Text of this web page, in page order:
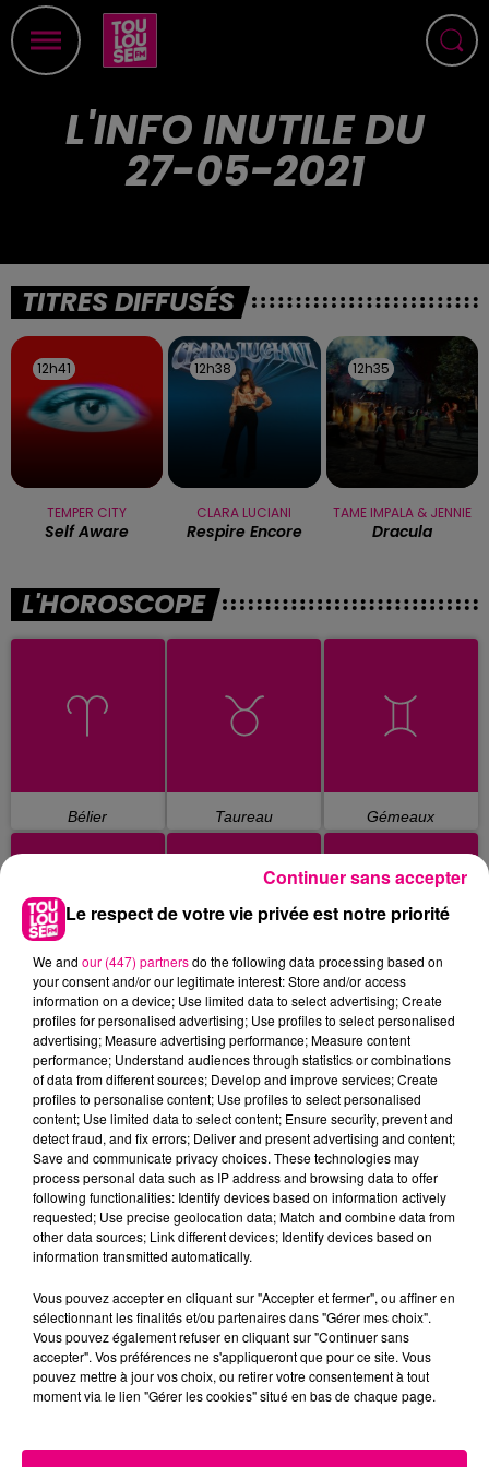
L'INFO INUTILE DU
27-05-2021
TITRES DIFFUSÉS
12h41
12h41
TEMPER CITY
Self Aware
12h38
12h38
CLARA LUCIANI
Respire Encore
12h35
12h35
TAME IMPALA & JENNIE
Dracula
L'HOROSCOPE
Bélier Taureau Gémeaux
Cancer Lion Vierge
Balance Scorpion Sagittaire
Capricorne Verseau Poissons
Le respect de votre vie privée est notre priorité
We and our (447) partnersdo the following data processing based on
your consent and/or our legitimate interest: Store and/or access
information on a device; Use limited data to select advertising; Create
profiles for personalised advertising; Use profiles to select personalised
advertising; Measure advertising performance; Measure content
performance; Understand audiences through statistics or combinations
of data from different sources; Develop and improve services; Create
profiles to personalise content; Use profiles to select personalised
content; Use limited data to select content; Ensure security, prevent and
detect fraud, and fix errors; Deliver and present advertising and content;
Save and communicate privacy choices. These technologies may
process personal data such as IP address and browsing data to offer
following functionalities: Identify devices based on information actively
requested; Use precise geolocation data; Match and combine data from
other data sources; Link different devices; Identify devices based on
information transmitted automatically.
Vous pouvez accepter en cliquant sur "Accepter et fermer", ou affiner en
sélectionnant les finalités et/ou partenaires dans "Gérer mes choix".
Vous pouvez également refuser en cliquant sur "Continuer sans
accepter". Vos préférences ne s'appliqueront que pour ce site. Vous
pouvez mettre à jour vos choix, ou retirer votre consentement à tout
moment via le lien "Gérer les cookies" situé en bas de chaque page.
Continuer sans accepter